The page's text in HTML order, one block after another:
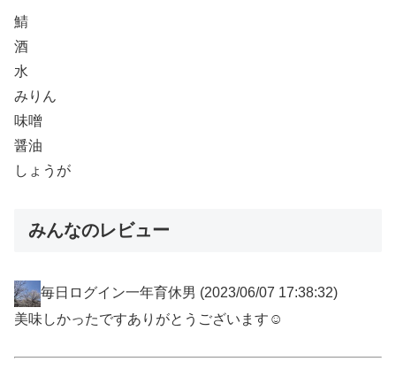
鯖
酒
水
みりん
味噌
醤油
しょうが
みんなのレビュー
毎日ログイン一年育休男 (2023/06/07 17:38:32)
美味しかったですありがとうございます☺